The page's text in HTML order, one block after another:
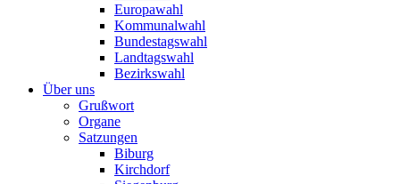
Europawahl
Kommunalwahl
Bundestagswahl
Landtagswahl
Bezirkswahl
Über uns
Grußwort
Organe
Satzungen
Biburg
Kirchdorf